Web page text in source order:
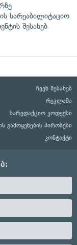
სარეაბილიტაციო
შესახებ
ჩვენ შესახებ
რეკლამა
სარედაქციო კოდექსი
გამოყენების პირობები
კონტაქტი